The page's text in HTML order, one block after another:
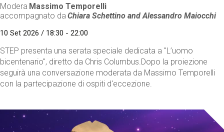
Modera Massimo Temporelli
accompagnato da Chiara Schettino andAlessandro Maiocchi
10 Set 2026 / 18:30 - 22:00
STEP presenta una serata speciale dedicata a "L’uomo
bicentenario", diretto da Chris Columbus.Dopo la proiezione
seguirà una conversazione moderata da Massimo Temporelli
con la partecipazione di ospiti d'eccezione.